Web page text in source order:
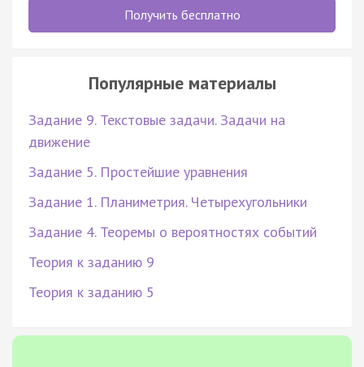
Получить бесплатно
Популярные материалы
Задание 9. Текстовые задачи. Задачи на
движение
Задание 5. Простейшие уравнения
Задание 1. Планиметрия. Четырехугольники
Задание 4. Теоремы о вероятностях событий
Теория к заданию 9
Теория к заданию 5